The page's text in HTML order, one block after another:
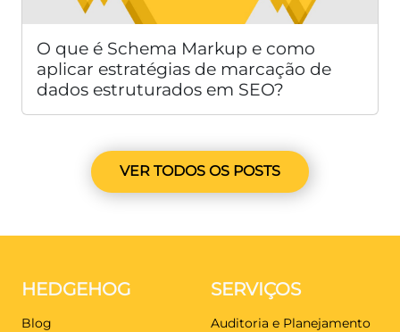
O que é Schema Markup e como
aplicar estratégias de marcação de
dados estruturados em SEO?
VER TODOS OS POSTS
HEDGEHOG
Blog
SERVIÇOS
Auditoria e Planejamento